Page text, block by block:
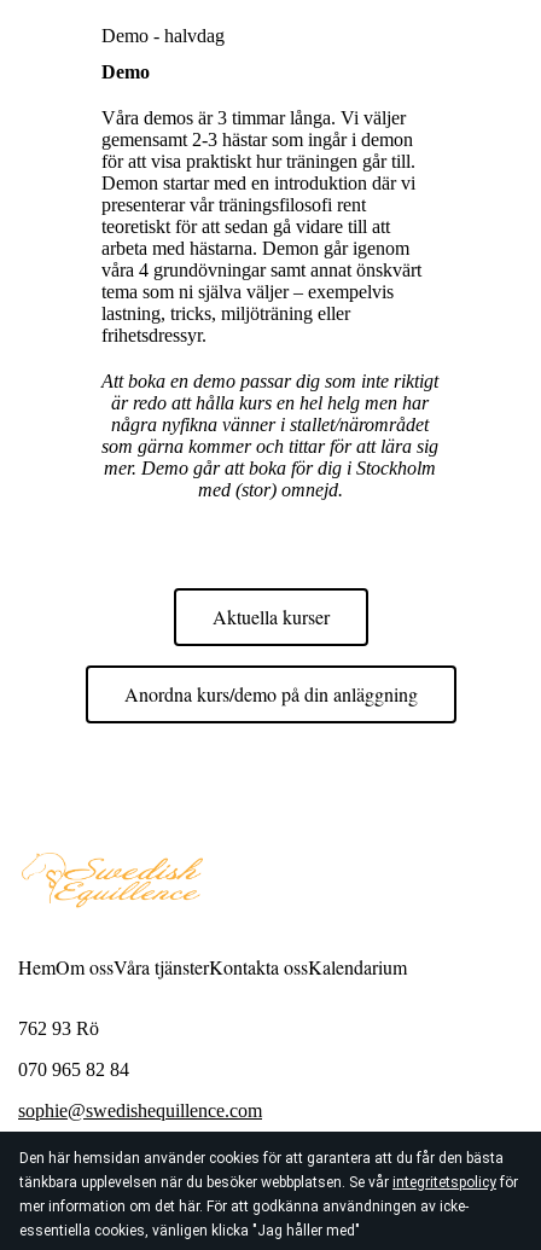
Den här hemsidan använder cookies för att garantera att du får den bästa
tänkbara upplevelsen när du besöker webbplatsen. Se vår integritetspolicyför
mer information om det här. För att godkänna användningen av icke-
essentiella cookies, vänligen klicka "Jag håller med"
Demo - halvdag
Demo
Våra demos är 3 timmar långa. Vi väljer
gemensamt 2-3 hästar som ingår i demon
för att visa praktiskt hur träningen går till.
Demon startar med en introduktion där vi
presenterar vår träningsfilosofi rent
teoretiskt för att sedan gå vidare till att
arbeta med hästarna. Demon går igenom
våra 4 grundövningar samt annat önskvärt
tema som ni själva väljer – exempelvis
lastning, tricks, miljöträning eller
frihetsdressyr.
Att boka en demo passar dig som inte riktigt
är redo att hålla kurs en hel helg men har
några nyfikna vänner i stallet/närområdet
som gärna kommer och tittar för att lära sig
mer. Demo går att boka för dig i Stockholm
med (stor) omnejd.
Aktuella kurser
Anordna kurs/demo på din anläggning
HemOm ossVåra tjänsterKontakta ossKalendarium
762 93 Rö
070 965 82 84
sophie@swedishequillence.com